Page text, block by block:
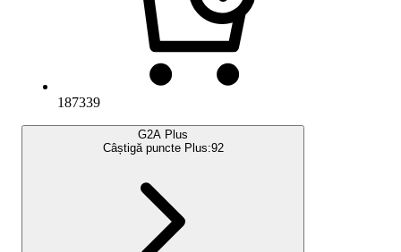
187339
G2A Plus
Câștigă puncte Plus:92